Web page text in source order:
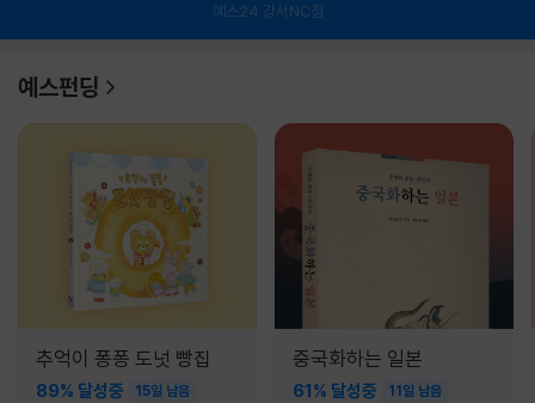
예스24 강서NC점
예스펀딩
추억이 퐁퐁 도넛 빵집
89% 달성중 15일 남음
중국화하는 일본
61% 달성중 11일 남음